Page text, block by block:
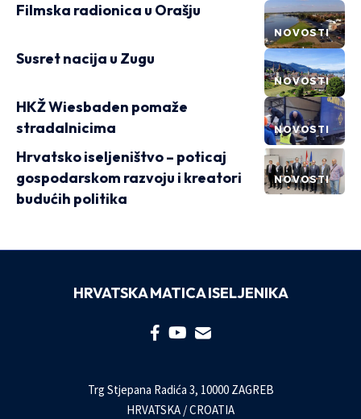
NOVOSTI
Filmska radionica u Orašju
NOVOSTI
Susret nacija u Zugu
NOVOSTI
HKŽ Wiesbaden pomaže
stradalnicima
NOVOSTI
Hrvatsko iseljeništvo – poticaj
gospodarskom razvoju i kreatori
budućih politika
HRVATSKA MATICA ISELJENIKA
Trg Stjepana Radića 3, 10000 ZAGREB
HRVATSKA / CROATIA